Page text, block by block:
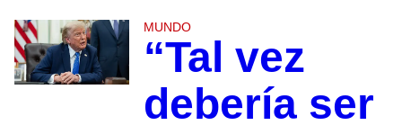
MUNDO
“Tal vez
debería ser